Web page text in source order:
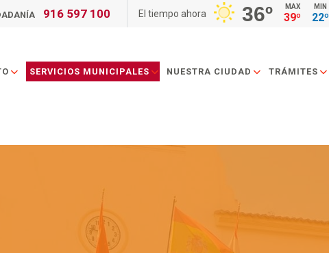
916 597 100 El tiempo ahora 36º MAX
39º
MIN
22º
SERVICIOS MUNICIPALES NUESTRA CIUDAD TRÁMITES